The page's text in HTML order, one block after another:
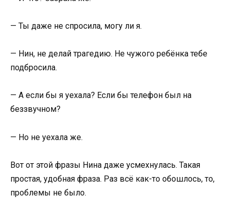
— Ты даже не спросила, могу ли я.
— Нин, не делай трагедию. Не чужого ребёнка тебе
подбросила.
— А если бы я уехала? Если бы телефон был на
беззвучном?
— Но не уехала же.
Вот от этой фразы Нина даже усмехнулась. Такая
простая, удобная фраза. Раз всё как-то обошлось, то,
проблемы не было.